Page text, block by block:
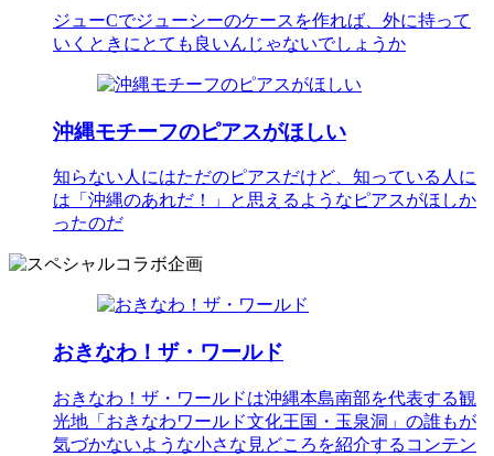
ジューCでジューシーのケースを作れば、外に持って
いくときにとても良いんじゃないでしょうか
沖縄モチーフのピアスがほしい
知らない人にはただのピアスだけど、知っている人に
は「沖縄のあれだ！」と思えるようなピアスがほしか
ったのだ
おきなわ！ザ・ワールド
おきなわ！ザ・ワールドは沖縄本島南部を代表する観
光地「おきなわワールド文化王国・玉泉洞」の誰もが
気づかないような小さな見どころを紹介するコンテン